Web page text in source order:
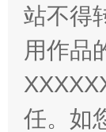
站不得
用作品
任。如